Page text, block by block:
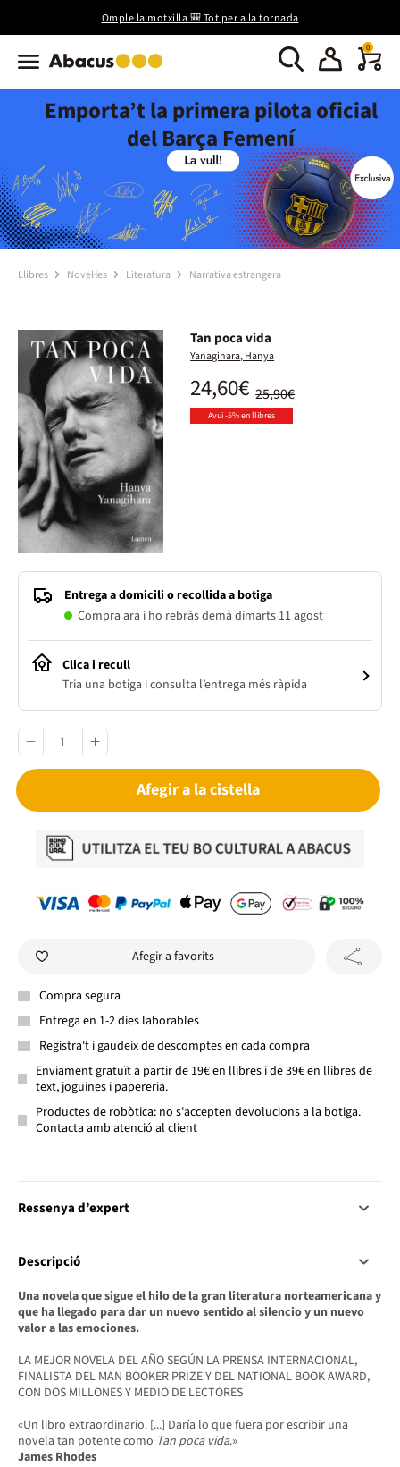
Omple la motxilla 🎒 Tot per a la tornada
0
Emporta’t la primera pilota oficial
del Barça Femení
Llibres Novel·les Literatura Narrativa estrangera
Tan poca vida
Yanagihara, Hanya
25,90€
24,60€
Avui -5% en llibres
Entrega a domicili o recollida a botiga
Compra ara i ho rebràs demà dimarts 11 agost
Clica i recull
Tria una botiga i consulta l’entrega més ràpida
Afegir a la cistella
Afegir a favorits
Compra segura
Entrega en 1-2 dies laborables
Registra't i gaudeix de descomptes en cada compra
Enviament gratuït a partir de 19€ en llibres i de 39€ en llibres de
text, joguines i papereria.
Productes de robòtica: no s'accepten devolucions a la botiga.
Contacta amb atenció al client
Ressenya d’expert
Descripció
Una novela que sigue el hilo de la gran literatura norteamericana y
que ha llegado para dar un nuevo sentido al silencio y un nuevo
valor a las emociones.
LA MEJOR NOVELA DEL AÑO SEGÚN LA PRENSA INTERNACIONAL,
FINALISTA DEL MAN BOOKER PRIZE Y DEL NATIONAL BOOK AWARD,
CON DOS MILLONES Y MEDIO DE LECTORES
«Un libro extraordinario. [...] Daría lo que fuera por escribir una
novela tan potente como Tan poca vida.»
James Rhodes